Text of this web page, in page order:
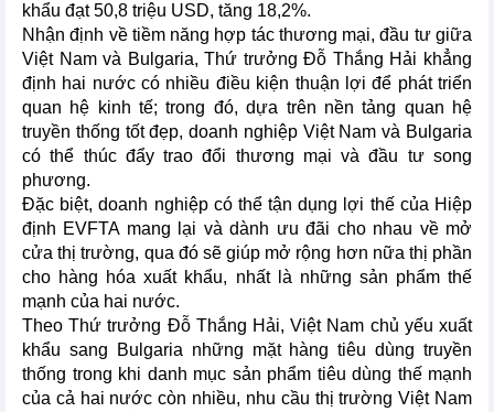
khẩu đạt 50,8 triệu USD, tăng 18,2%.
Nhận định về tiềm năng hợp tác thương mại, đầu tư giữa
Việt Nam và Bulgaria, Thứ trưởng Đỗ Thắng Hải khẳng
định hai nước có nhiều điều kiện thuận lợi để phát triển
quan hệ kinh tế; trong đó, dựa trên nền tảng quan hệ
truyền thống tốt đẹp, doanh nghiệp Việt Nam và Bulgaria
có thể thúc đẩy trao đổi thương mại và đầu tư song
phương.
Đặc biệt, doanh nghiệp có thể tận dụng lợi thế của Hiệp
định EVFTA mang lại và dành ưu đãi cho nhau về mở
cửa thị trường, qua đó sẽ giúp mở rộng hơn nữa thị phần
cho hàng hóa xuất khẩu, nhất là những sản phẩm thế
mạnh của hai nước.
Theo Thứ trưởng Đỗ Thắng Hải, Việt Nam chủ yếu xuất
khẩu sang Bulgaria những mặt hàng tiêu dùng truyền
thống trong khi danh mục sản phẩm tiêu dùng thế mạnh
của cả hai nước còn nhiều, nhu cầu thị trường Việt Nam